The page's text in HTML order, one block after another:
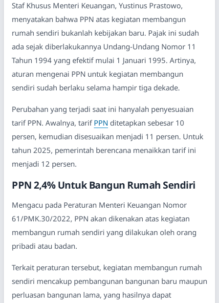
Staf Khusus Menteri Keuangan, Yustinus Prastowo,
menyatakan bahwa PPN atas kegiatan membangun
rumah sendiri bukanlah kebijakan baru. Pajak ini sudah
ada sejak diberlakukannya Undang-Undang Nomor 11
Tahun 1994 yang efektif mulai 1 Januari 1995. Artinya,
aturan mengenai PPN untuk kegiatan membangun
sendiri sudah berlaku selama hampir tiga dekade.
Perubahan yang terjadi saat ini hanyalah penyesuaian
tarif PPN. Awalnya, tarif PPN ditetapkan sebesar 10
persen, kemudian disesuaikan menjadi 11 persen. Untuk
tahun 2025, pemerintah berencana menaikkan tarif ini
menjadi 12 persen.
PPN 2,4% Untuk Bangun Rumah Sendiri
Mengacu pada Peraturan Menteri Keuangan Nomor
61/PMK.30/2022, PPN akan dikenakan atas kegiatan
membangun rumah sendiri yang dilakukan oleh orang
pribadi atau badan.
Terkait peraturan tersebut, kegiatan membangun rumah
sendiri mencakup pembangunan bangunan baru maupun
perluasan bangunan lama, yang hasilnya dapat